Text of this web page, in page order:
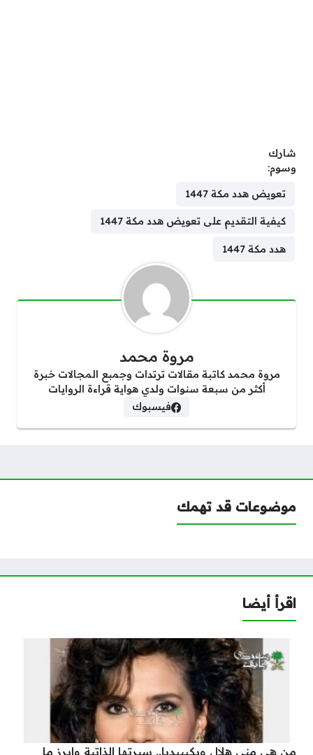
شارك
وسوم:
تعويض هدد مكة 1447
كيفية التقديم على تعويض هدد مكة 1447
هدد مكة 1447
مروة محمد
مروة محمد كاتبة مقالات ترتدات وجمبع المجالات خبرة
أكثر من سبعة سنوات ولدي هواية قراءة الروايات
فيسبوك
موضوعات قد تهمك
اقرأ أيضا
من هي منى هلال ويكيبيديا.. سيرتها الذاتية وابرز ما